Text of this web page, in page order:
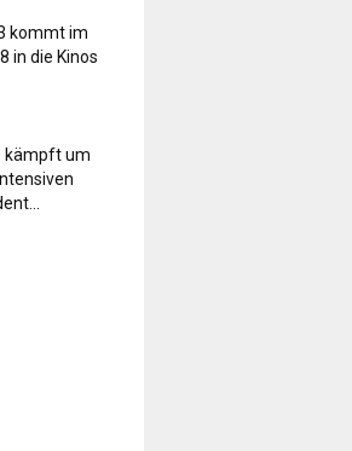
kommt im
in die Kinos
kämpft um